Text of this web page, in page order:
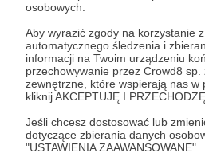
osobowych.
Aby wyrazić zgody na korzystanie
automatycznego śledzenia i
informacji na Twoim urządzeniu
przechowywanie przez Crowd8
zewnętrzne, które wspierają nas w
kliknij AKCEPTUJĘ I
Jeśli chcesz dostosować lub
dotyczące zbierania danych
"USTAWIENIA ZAAWANSOWANE".
Jeśli zdecydujesz się
przez minimum 6 miesięcy,
podziękowanie osobiste
nazwiska na honorowej liście
działalność PWP (na profilu
także we wszystkich